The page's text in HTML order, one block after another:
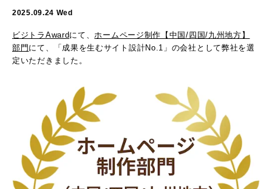
2025.09.24 Wed
ビジトラAwardにて、ホームページ制作【中国/四国/九州地方​】
部​門 にて、「成果を生むサイト設計No.1」の会社として弊社を選
定いただきました。